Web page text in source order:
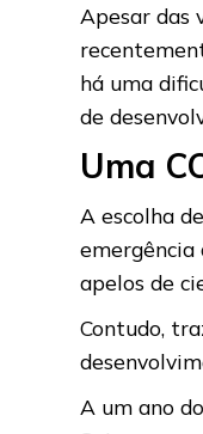
Apesar das
há uma
de
Uma
A escolha
apelos de
Contudo,
A um ano